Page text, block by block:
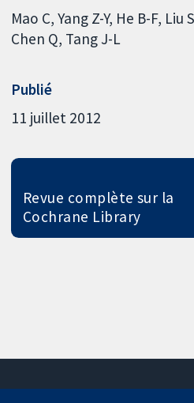
Mao C Yang Z-Y He B-F Liu S
Chen Q Tang J-L
Publié
11 juillet 2012
Revue complète sur la
Cochrane Library